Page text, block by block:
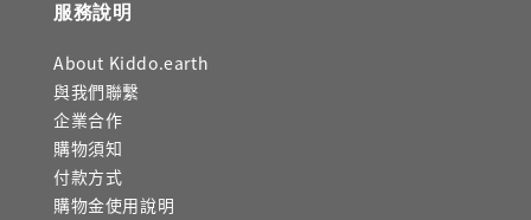
服務說明
About Kiddo.earth
與我們聯繫
企業合作
購物須知
付款方式
購物金使用說明